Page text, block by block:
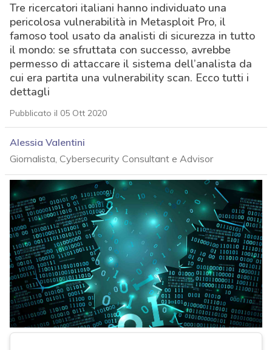
Tre ricercatori italiani hanno individuato una
pericolosa vulnerabilità in Metasploit Pro, il
famoso tool usato da analisti di sicurezza in tutto
il mondo: se sfruttata con successo, avrebbe
permesso di attaccare il sistema dell’analista da
cui era partita una vulnerability scan. Ecco tutti i
dettagli
Pubblicato il 05 Ott 2020
Alessia Valentini
Giornalista, Cybersecurity Consultant e Advisor